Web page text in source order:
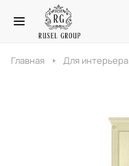
Главная Для интерьера